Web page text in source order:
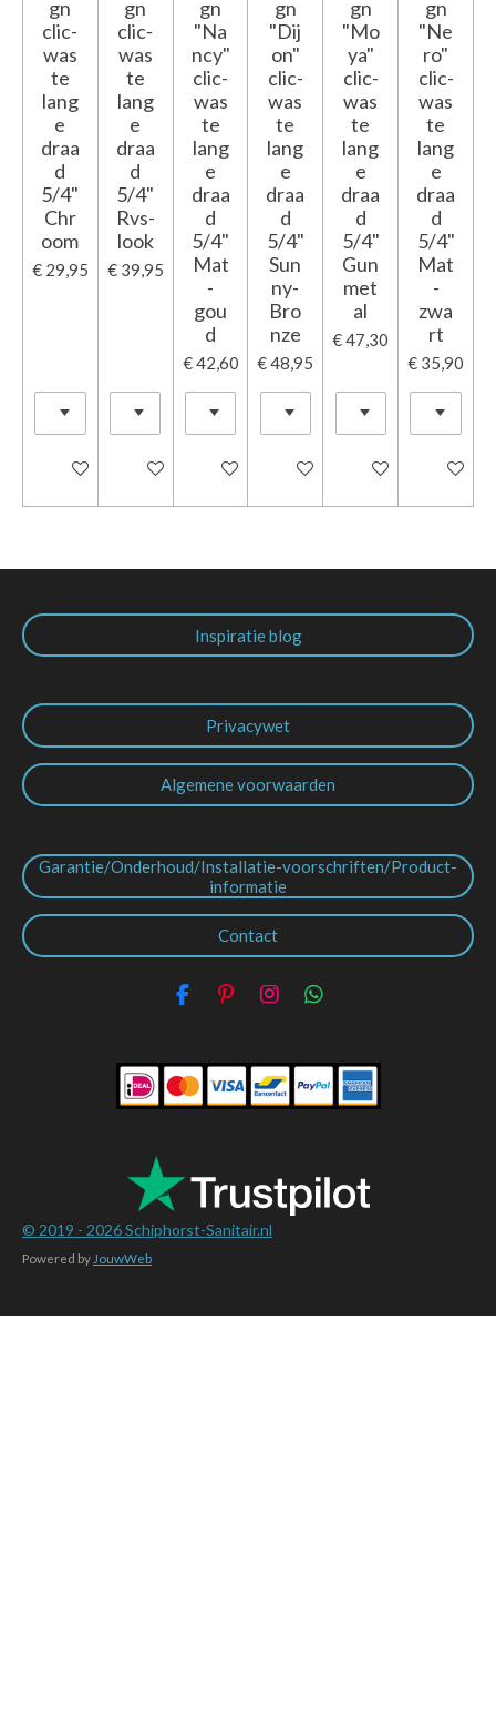
gn
clic-
was
te
lang
e
draa
d
5/4"
Chr
oom
€ 29,95
In winkelwagen
gn
clic-
was
te
lang
e
draa
d
5/4"
Rvs-
look
€ 39,95
In winkelwagen
gn
"Na
ncy"
clic-
was
te
lang
e
draa
d
5/4"
Mat
-
gou
d
€ 42,60
In winkelwagen
gn
"Dij
on"
clic-
was
te
lang
e
draa
d
5/4"
Sun
ny-
Bro
nze
€ 48,95
In winkelwagen
gn
"Mo
ya"
clic-
was
te
lang
e
draa
d
5/4"
Gun
met
al
€ 47,30
In winkelwagen
gn
"Ne
ro"
clic-
was
te
lang
e
draa
d
5/4"
Mat
-
zwa
rt
€ 35,90
In
Inspiratie blog
Privacywet
Algemene voorwaarden
Garantie/Onderhoud/Installatie-voorschriften/Product-
informatie
Contact
F
e
b
o
P
t
e
r
I
t
a
g
W
t
s
A
© 2019 - 2026Schiphorst-Sanitair.nl
Powered by JouwWeb